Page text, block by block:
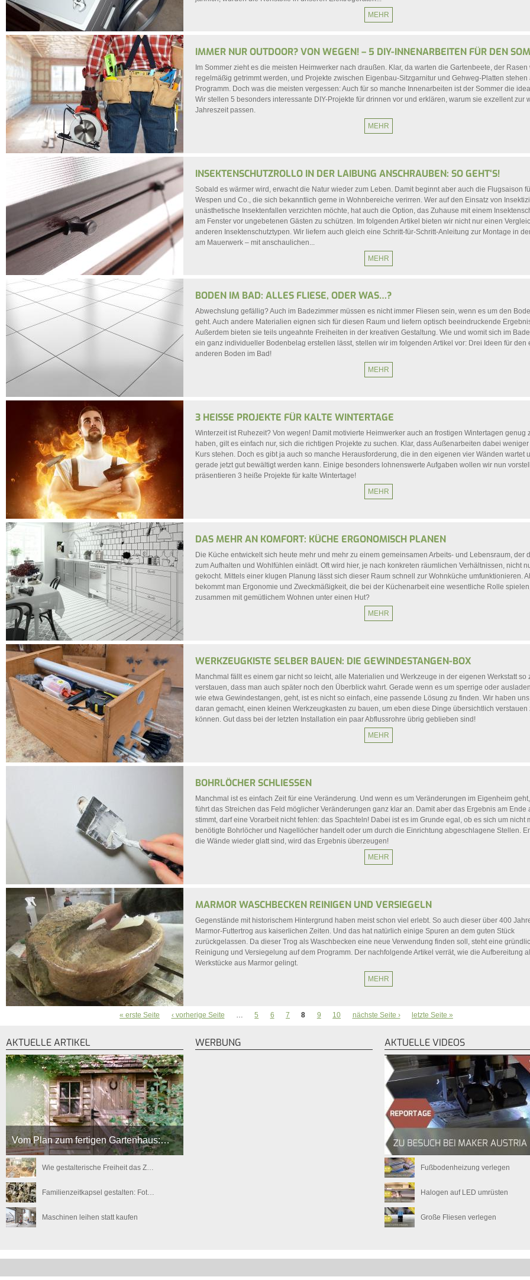
MEHR
IMMER NUR OUTDOOR? VON WEGEN! – 5 DIY-INNENARBEITEN FÜR DEN
Im Sommer zieht es die meisten Heimwerker nach draußen. Klar, da warten die Gartenbeete, der Rasen
regelmäßig getrimmt werden, und Projekte zwischen Eigenbau-Sitzgarnitur und Gehweg-Platten stehen
Programm. Doch was die meisten vergessen: Auch für so manche Innenarbeiten ist der Sommer die
Wir stellen 5 besonders interessante DIY-Projekte für drinnen vor und erklären, warum sie exzellent zur
Jahreszeit passen.
MEHR
INSEKTENSCHUTZROLLO IN DER LAIBUNG ANSCHRAUBEN: SO GEHT‘S!
Sobald es wärmer wird, erwacht die Natur wieder zum Leben. Damit beginnt aber auch die Flugsaison
Wespen und Co., die sich bekanntlich gerne in Wohnbereiche verirren. Wer auf den Einsatz von
unästhetische Insektenfallen verzichten möchte, hat auch die Option, das Zuhause mit einem
am Fenster vor ungebetenen Gästen zu schützen. Im folgenden Artikel bieten wir nicht nur einen
anderen Insektenschutztypen. Wir liefern auch gleich eine Schritt-für-Schritt-Anleitung zur Montage in
am Mauerwerk – mit anschaulichen...
MEHR
BODEN IM BAD: ALLES FLIESE, ODER WAS…?
Abwechslung gefällig? Auch im Badezimmer müssen es nicht immer Fliesen sein, wenn es um den
geht. Auch andere Materialien eignen sich für diesen Raum und liefern optisch beeindruckende
Außerdem bieten sie teils ungeahnte Freiheiten in der kreativen Gestaltung. Wie und womit sich im
ein ganz individueller Bodenbelag erstellen lässt, stellen wir im folgenden Artikel vor: Drei Ideen für den
anderen Boden im Bad!
MEHR
3 HEISSE PROJEKTE FÜR KALTE WINTERTAGE
Winterzeit ist Ruhezeit? Von wegen! Damit motivierte Heimwerker auch an frostigen Wintertagen genug
haben, gilt es einfach nur, sich die richtigen Projekte zu suchen. Klar, dass Außenarbeiten dabei
Kurs stehen. Doch es gibt ja auch so manche Herausforderung, die in den eigenen vier Wänden wartet
gerade jetzt gut bewältigt werden kann. Einige besonders lohnenswerte Aufgaben wollen wir nun
präsentieren 3 heiße Projekte für kalte Wintertage!
MEHR
DAS MEHR AN KOMFORT: KÜCHE ERGONOMISCH PLANEN
Die Küche entwickelt sich heute mehr und mehr zu einem gemeinsamen Arbeits- und Lebensraum, der
zum Aufhalten und Wohlfühlen einlädt. Oft wird hier, je nach konkreten räumlichen Verhältnissen, nicht
gekocht. Mittels einer klugen Planung lässt sich dieser Raum schnell zur Wohnküche umfunktionieren.
bekommt man Ergonomie und Zweckmäßigkeit, die bei der Küchenarbeit eine wesentliche Rolle
zusammen mit gemütlichem Wohnen unter einen Hut?
MEHR
WERKZEUGKISTE SELBER BAUEN: DIE GEWINDESTANGEN-BOX
Manchmal fällt es einem gar nicht so leicht, alle Materialien und Werkzeuge in der eigenen Werkstatt so
verstauen, dass man auch später noch den Überblick wahrt. Gerade wenn es um sperrige oder
wie etwa Gewindestangen, geht, ist es nicht so einfach, eine passende Lösung zu finden. Wir haben
daran gemacht, einen kleinen Werkzeugkasten zu bauen, um eben diese Dinge übersichtlich verstauen
können. Gut dass bei der letzten Installation ein paar Abflussrohre übrig geblieben sind!
MEHR
BOHRLÖCHER SCHLIESSEN
Manchmal ist es einfach Zeit für eine Veränderung. Und wenn es um Veränderungen im Eigenheim
führt das Streichen das Feld möglicher Veränderungen ganz klar an. Damit aber das Ergebnis am Ende
stimmt, darf eine Vorarbeit nicht fehlen: das Spachteln! Dabei ist es im Grunde egal, ob es sich um nicht
benötigte Bohrlöcher und Nagellöcher handelt oder um durch die Einrichtung abgeschlagene Stellen.
die Wände wieder glatt sind, wird das Ergebnis überzeugen!
MEHR
MARMOR WASCHBECKEN REINIGEN UND VERSIEGELN
Gegenstände mit historischem Hintergrund haben meist schon viel erlebt. So auch dieser über 400
Marmor-Futtertrog aus kaiserlichen Zeiten. Und das hat natürlich einige Spuren an dem guten Stück
zurückgelassen. Da dieser Trog als Waschbecken eine neue Verwendung finden soll, steht eine
Reinigung und Versiegelung auf dem Programm. Der nachfolgende Artikel verrät, wie die Aufbereitung
Werkstücke aus Marmor gelingt.
MEHR
« erste Seite ‹ vorherige Seite … 5 6 7 8 9 10 nächste Seite › letzte Seite »
AKTUELLE ARTIKEL
Vom Plan zum fertigen Gartenhaus:…
Wie gestalterische Freiheit das Z…
Familienzeitkapsel gestalten: Fot…
Maschinen leihen statt kaufen
WERBUNG AKTUELLE VIDEOS
Fußbodenheizung verlegen
Halogen auf LED umrüsten
Große Fliesen verlegen